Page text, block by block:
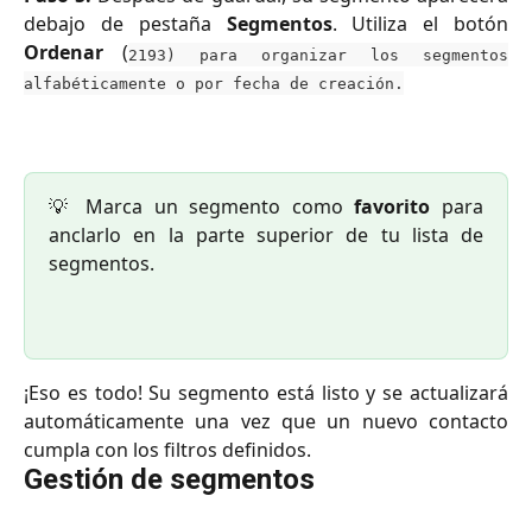
debajo de pestaña Segmentos. Utiliza el botón
Ordenar (2193) para organizar los segmentos
alfabéticamente o por fecha de creación.
💡 Marca un segmento comofavorito para
anclarlo en la parte superior de tu lista de
segmentos.
¡Eso es todo! Su segmento está listo y se actualizará
automáticamente una vez que un nuevo contacto
cumpla con los filtros definidos.
Gestión de segmentos